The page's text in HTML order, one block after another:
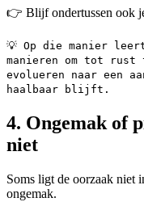
👉 Blijf ondertussen ook
💡 Op die manier
manieren om tot rust
evolueren naar een
haalbaar blijft.
4. Ongemak of
niet
Soms ligt de oorzaak niet
ongemak.